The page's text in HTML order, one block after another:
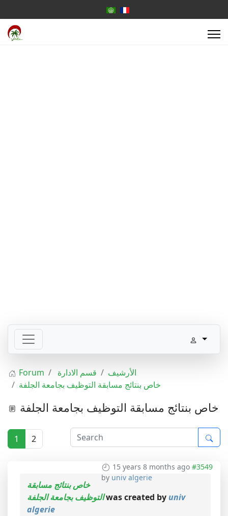
Select your language
Forum قسم الادارة
الأرشيف
خاص بنتائج مسابقة التوظيف بجامعة الجلفة
خاص بنتائج مسابقة التوظيف بجامعة الجلفة
1 2
15 years 8 months ago #3549
by univ algerie
خاص بنتائج مسابقة
التوظيف بجامعة الجلفةwas created by univ
algerie